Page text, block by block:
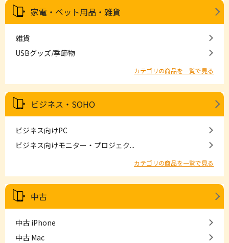
家電・ペット用品・雑貨
雑貨
USBグッズ/季節物
カテゴリの商品を一覧で見る
ビジネス・SOHO
ビジネス向けPC
ビジネス向けモニター・プロジェク...
カテゴリの商品を一覧で見る
中古
中古 iPhone
中古 Mac